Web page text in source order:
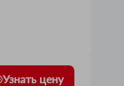
Узнать цену